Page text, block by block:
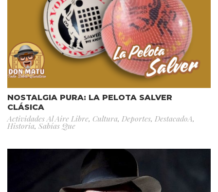
NOSTALGIA PURA: LA PELOTA SALVER
CLÁSICA
Actividades Al Aire Libre, Cultura, Deportes, DestacadoA,
Historia, Sabías Que